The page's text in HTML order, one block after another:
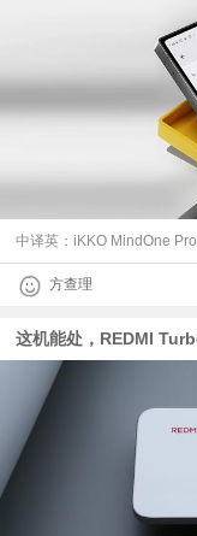
中译英：iKKO MindOne Pro
方查理